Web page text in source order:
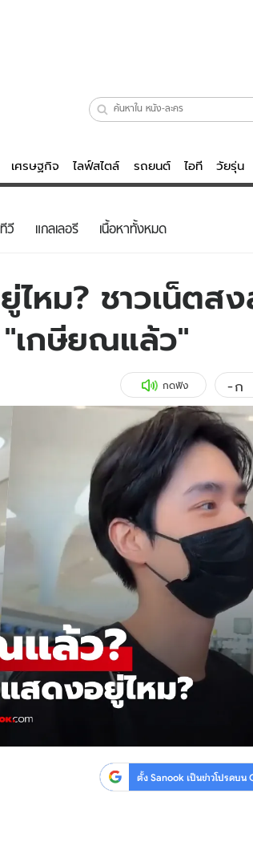
เศรษฐกิจ ไลฟ์สไตล์ รถยนต์ ไอที วัยรุ่น
หวย ไลฟ์สไตล์
วัยรุ่น
ไอที
รถยนต์
สุขภาพ
เที่ยว-กิน
Tasteful Thailand
Sanook Choice
ที่
วี แกลเลอรี เนื้อหาทั้งหมด
หม? ชาวเน็ตส
เกษียณแล้ว"
กดฟัง -ก
ตั้ง Sanook เป็นข่าวโปรดบน